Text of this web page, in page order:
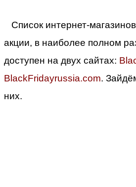
Список интернет-
акции, в наиболее полном
доступен на двух сайтах:
BlackFridayrussia.com.
них.